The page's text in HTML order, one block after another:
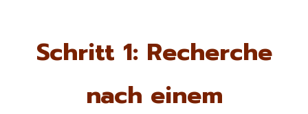
Schritt 1: Recherche
nach einem